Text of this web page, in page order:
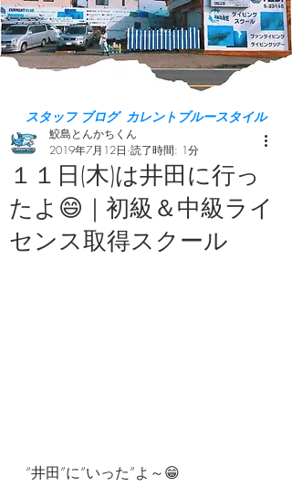
スタッフ ブログ カレントブルースタイル
１１日(木)は井田に行っ
たよ😄｜初級＆中級ライ
センス取得スクール
鮫島とんかちくん
2019年7月12日 読了時間: 1分
“井田”に“いった”よ～😁